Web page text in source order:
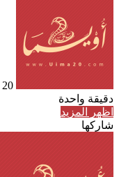
20 مايو، 2025
دقيقة واحدة
اظهر المزيد
شاركها
البريد